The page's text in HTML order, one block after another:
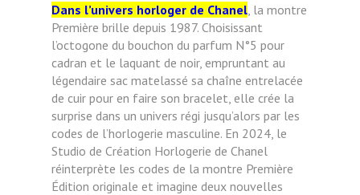
Dans l’univers horloger de Chanel , la montre
Première brille depuis 1987. Choisissant
l’octogone du bouchon du parfum N°5 pour
cadran et le laquant de noir, empruntant au
légendaire sac matelassé sa chaîne entrelacée
de cuir pour en faire son bracelet, elle crée la
surprise dans un univers régi jusqu’alors par les
codes de l’horlogerie masculine. En 2024, le
Studio de Création Horlogerie de Chanel
réinterprète les codes de la montre Première
Édition originale et imagine deux nouvelles